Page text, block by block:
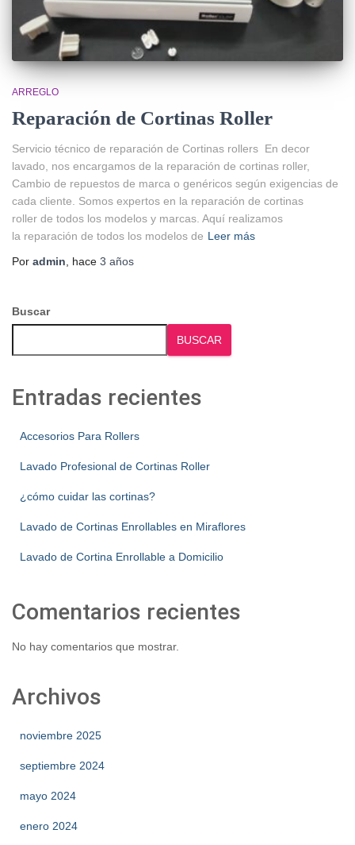
ARREGLO
Reparación de Cortinas Roller
Servicio técnico de reparación de Cortinas rollers En decor
lavado, nos encargamos de la reparación de cortinas roller,
Cambio de repuestos de marca o genéricos según exigencias de
cada cliente. Somos expertos en la reparación de cortinas
roller de todos los modelos y marcas. Aquí realizamos
la reparación de todos los modelos de Leer más
Por admin , hace 3 años
Buscar
BUSCAR
Entradas recientes
Accesorios Para Rollers
Lavado Profesional de Cortinas Roller
¿cómo cuidar las cortinas?
Lavado de Cortinas Enrollables en Miraflores
Lavado de Cortina Enrollable a Domicilio
Comentarios recientes
No hay comentarios que mostrar.
Archivos
noviembre 2025
septiembre 2024
mayo 2024
enero 2024